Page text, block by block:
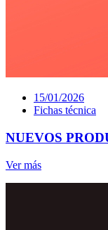
15/01/2026
Fichas técnica
NUEVOS
Ver más